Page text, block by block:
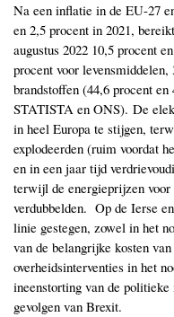
Na een inflatie in de EU-27
en 2,5 procent in 2021,
augustus 2022 10,5 procent
procent voor
brandstoffen (44,6 procent
STATISTA en ONS). De
in heel Europa te stijgen,
explodeerden (ruim voordat
en in een jaar tijd
terwijl de energieprijzen
verdubbelden. Op de Ierse
linie gestegen, zowel in het
van de belangrijke kosten
overheidsinterventies in het
ineenstorting van de politieke
gevolgen van Brexit.